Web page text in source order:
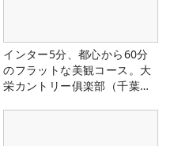
インター5分、都心から60分
のフラットな美観コース。大
栄カントリー俱楽部（千葉